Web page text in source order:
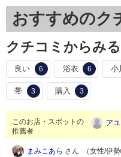
おすすめのク
クチコミからみ
良い 6 浴衣 6 小
帯 3 購入 3
このお店・スポットの
推薦者
ア
まみこあら さん （女性/伊勢